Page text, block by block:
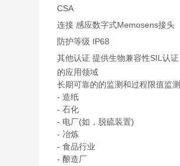
CSA
连接 感应数字式Memosens接头
防护等级 IP68
其他认证 提供生物兼容性SIL认证
的应用领域
长期可靠的的监测和过程限值监测
- 造纸
- 石化
- 电厂(如，脱硫装置)
- 冶炼
- 食品行业
- 酿造厂